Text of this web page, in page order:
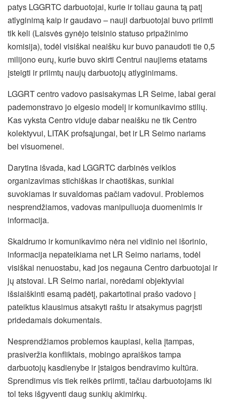
patys LGGRTC darbuotojai, kurie ir toliau gauna tą patį
atlyginimą kaip ir gaudavo – nauji darbuotojai buvo priimti
tik keli (Laisvės gynėjo teisinio statuso pripažinimo
komisija), todėl visiškai neaišku kur buvo panaudoti tie 0,5
milijono eurų, kurie buvo skirti Centrui naujiems etatams
įsteigti ir priimtų naujų darbuotojų atlyginimams.
LGGRT centro vadovo pasisakymas LR Seime, labai gerai
pademonstravo jo elgesio modelį ir komunikavimo stilių.
Kas vyksta Centro viduje dabar neaišku ne tik Centro
kolektyvui, LITAK profsąjungai, bet ir LR Seimo nariams
bei visuomenei.
Darytina išvada, kad LGGRTC darbinės veiklos
organizavimas stichiškas ir chaotiškas, sunkiai
suvokiamas ir suvaldomas pačiam vadovui. Problemos
nesprendžiamos, vadovas manipuliuoja duomenimis ir
informacija.
Skaidrumo ir komunikavimo nėra nei vidinio nei išorinio,
informacija nepateikiama net LR Seimo nariams, todėl
visiškai nenuostabu, kad jos negauna Centro darbuotojai ir
jų atstovai. LR Seimo nariai, norėdami objektyviai
išsiaiškinti esamą padėtį, pakartotinai prašo vadovo į
pateiktus klausimus atsakyti raštu ir atsakymus pagrįsti
pridedamais dokumentais.
Nesprendžiamos problemos kaupiasi, kelia įtampas,
prasiveržia konfliktais, mobingo apraiškos tampa
darbuotojų kasdienybe ir įstaigos bendravimo kultūra.
Sprendimus vis tiek reikės priimti, tačiau darbuotojams iki
tol teks išgyventi daug sunkių akimirkų.